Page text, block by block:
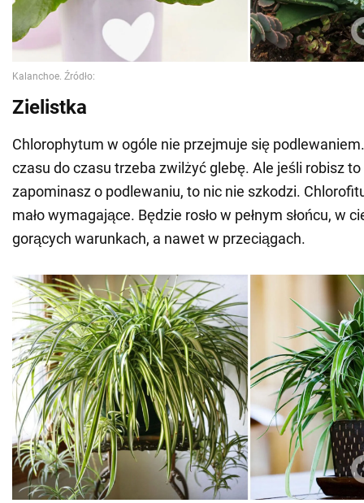
Zielistka
Chlorophytum w ogóle nie przejmuje się
czasu do czasu trzeba zwilżyć glebę. Ale jeśli robisz
zapominasz o podlewaniu, to nic nie szkodzi.
mało wymagające. Będzie rosło w pełnym słońcu, w
gorących warunkach, a nawet w przeciągach.